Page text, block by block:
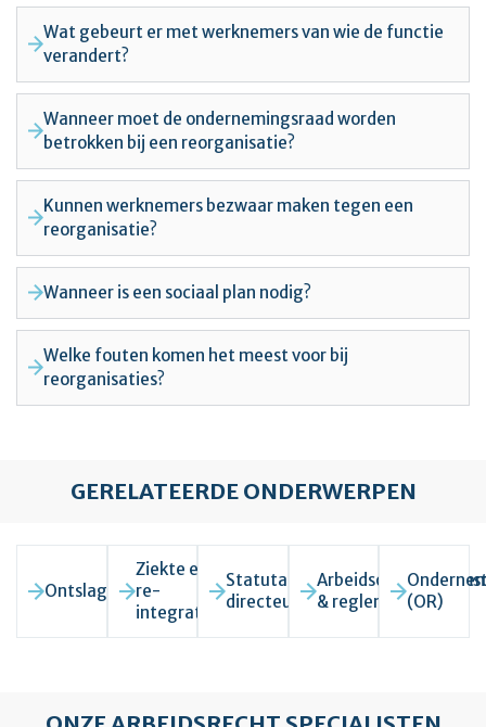
Wat gebeurt er met werknemers van wie de functie
verandert?
Wanneer moet de ondernemingsraad worden
betrokken bij een reorganisatie?
Kunnen werknemers bezwaar maken tegen een
reorganisatie?
Wanneer is een sociaal plan nodig?
Welke fouten komen het meest voor bij
reorganisaties?
GERELATEERDE ONDERWERPEN
Ontslagrecht
Ziekte en
re-
integratie
Statutair
directeur
& reglementen
(OR)